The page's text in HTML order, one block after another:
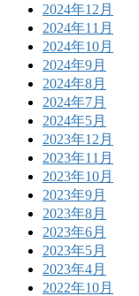
2024年12月
2024年11月
2024年10月
2024年9月
2024年8月
2024年7月
2024年5月
2023年12月
2023年11月
2023年10月
2023年9月
2023年8月
2023年6月
2023年5月
2023年4月
2022年10月